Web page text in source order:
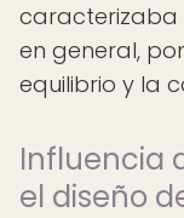
caracterizaba
en general,
equilibrio y la
Influencia
el diseño